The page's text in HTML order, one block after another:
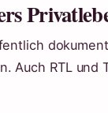
Auch RTL und